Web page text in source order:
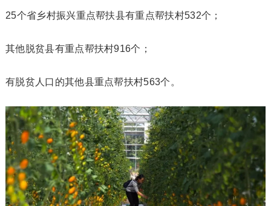
25个省乡村振兴重点帮扶县有重点帮扶村532个；
其他脱贫县有重点帮扶村916个；
有脱贫人口的其他县重点帮扶村563个。